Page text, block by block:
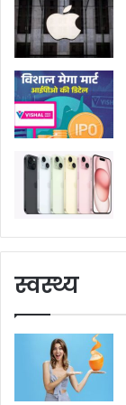
स्वस्थ्य